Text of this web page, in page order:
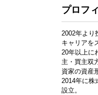
プロフ
2002年より
キャリアを
20年以上に
主・買主双
資家の資産
2014年に株
設立。